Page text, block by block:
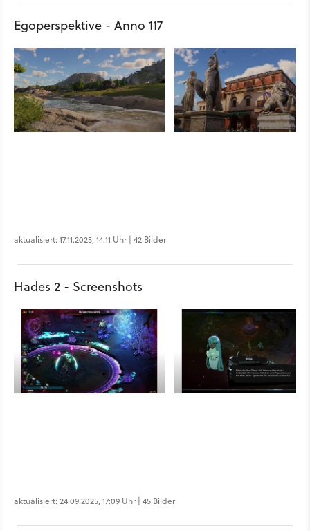
Egoperspektive - Anno 117
aktualisiert: 17.11.2025, 14:11 Uhr | 42 Bilder
Hades 2 - Screenshots
aktualisiert: 24.09.2025, 17:09 Uhr | 45 Bilder